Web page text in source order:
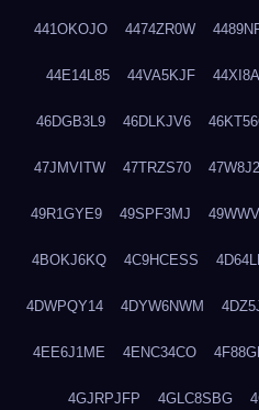
441OKOJO 4474ZR0W
44E14L85 44VA5KJF
46DGB3L9 46DLKJV6
47JMVITW 47TRZS70
49R1GYE9 49SPF3MJ
4BOKJ6KQ 4C9HCESS
4DWPQY14 4DYW6NWM
4EE6J1ME 4ENC34CO
4GJRPJFP 4GLC8SBG